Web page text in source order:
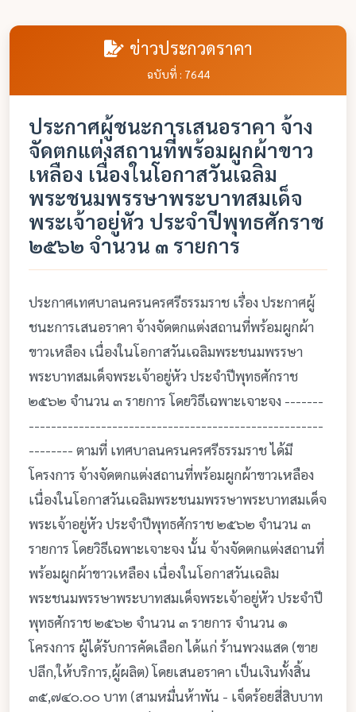
ข่าวประกวดราคา
ฉบับที่ : 7644
ประกาศผู้ชนะการเสนอราคา จ้าง
จัดตกแต่งสถานที่พร้อมผูกผ้าขาว
เหลือง เนื่องในโอกาสวันเฉลิม
พระชนมพรรษาพระบาทสมเด็จ
พระเจ้าอยู่หัว ประจำปีพุทธศักราช
๒๕๖๒ จำนวน ๓ รายการ
ประกาศเทศบาลนครนครศรีธรรมราช เรื่อง ประกาศผู้
ชนะการเสนอราคา จ้างจัดตกแต่งสถานที่พร้อมผูกผ้า
ขาวเหลือง เนื่องในโอกาสวันเฉลิมพระชนมพรรษา
พระบาทสมเด็จพระเจ้าอยู่หัว ประจำปีพุทธศักราช
๒๕๖๒ จำนวน ๓ รายการ โดยวิธีเฉพาะเจาะจง -------
-----------------------------------------------------
-------- ตามที่ เทศบาลนครนครศรีธรรมราช ได้มี
โครงการ จ้างจัดตกแต่งสถานที่พร้อมผูกผ้าขาวเหลือง
เนื่องในโอกาสวันเฉลิมพระชนมพรรษาพระบาทสมเด็จ
พระเจ้าอยู่หัว ประจำปีพุทธศักราช ๒๕๖๒ จำนวน ๓
รายการ โดยวิธีเฉพาะเจาะจง นั้น จ้างจัดตกแต่งสถานที่
พร้อมผูกผ้าขาวเหลือง เนื่องในโอกาสวันเฉลิม
พระชนมพรรษาพระบาทสมเด็จพระเจ้าอยู่หัว ประจำปี
พุทธศักราช ๒๕๖๒ จำนวน ๓ รายการ จำนวน ๑
โครงการ ผู้ได้รับการคัดเลือก ได้แก่ ร้านพวงแสด (ขาย
ปลีก,ให้บริการ,ผู้ผลิต) โดยเสนอราคา เป็นเงินทั้งสิ้น
๓๕,๗๔๐.๐๐ บาท (สามหมื่นห้าพัน - เจ็ดร้อยสี่สิบบาท